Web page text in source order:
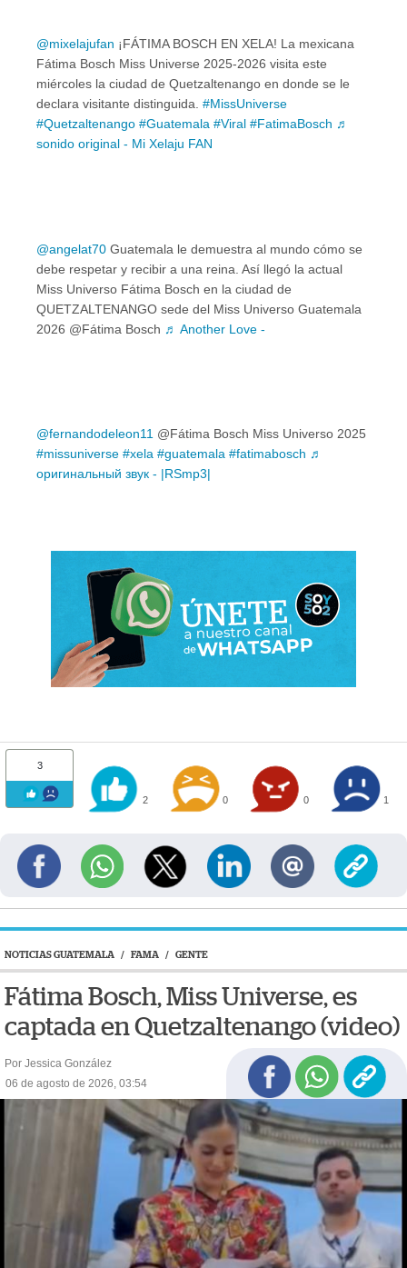
@mixelajufan ¡FÁTIMA BOSCH EN XELA! La mexicana
Fátima Bosch Miss Universe 2025-2026 visita este
miércoles la ciudad de Quetzaltenango en donde se le
declara visitante distinguida. #MissUniverse
#Quetzaltenango #Guatemala #Viral #FatimaBosch ♬
sonido original - Mi Xelaju FAN
@angelat70 Guatemala le demuestra al mundo cómo se
debe respetar y recibir a una reina. Así llegó la actual
Miss Universo Fátima Bosch en la ciudad de
QUETZALTENANGO sede del Miss Universo Guatemala
2026 @Fátima Bosch ♬ Another Love -
@fernandodeleon11 @Fátima Bosch Miss Universo 2025
#missuniverse #xela #guatemala #fatimabosch ♬
оригинальный звук - |RSmp3|
3
2 0 0 1
NOTICIAS GUATEMALA / FAMA / GENTE
Fátima Bosch, Miss Universe, es
captada en Quetzaltenango (video)
Por Jessica González
06 de agosto de 2026, 03:54